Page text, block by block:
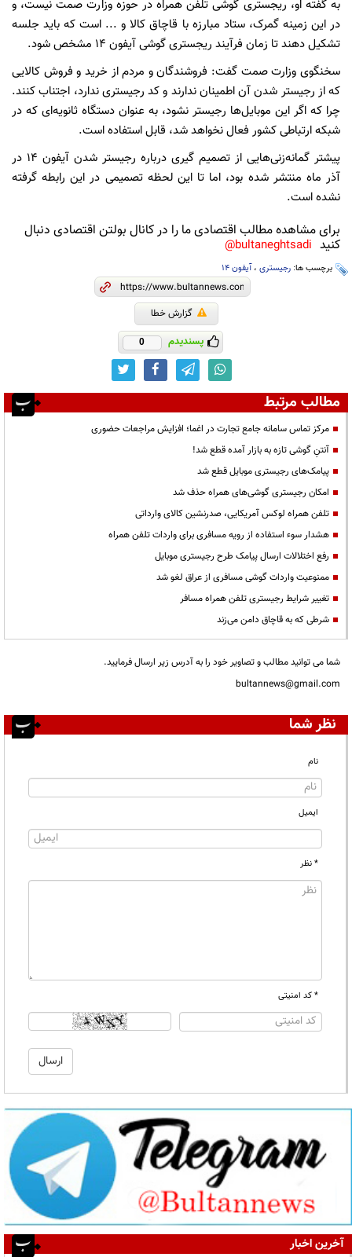
به گفته او، ریجستری گوشی تلفن همراه در حوزه وزارت صمت نیست، و
در این زمینه گمرک، ستاد مبارزه با قاچاق کالا و ... است که باید جلسه
تشکیل دهند تا زمان فرآیند ریجستری گوشی آیفون ۱۴ مشخص شود.
سخنگوی وزارت صمت گفت: فروشندگان و مردم از خرید و فروش کالایی
که از رجیستر شدن آن اطمینان ندارند و کد رجیستری ندارد، اجتناب کنند.
چرا که اگر این موبایل‌ها رجیستر نشود، به عنوان دستگاه ثانویه‌ای که در
شبکه ارتباطی کشور فعال نخواهد شد، قابل استفاده است.
پیشتر گمانه‌زنی‌هایی از تصمیم گیری درباره رجیستر شدن آیفون ۱۴ در
آذر ماه منتشر شده بود، اما تا این لحظه تصمیمی در این رابطه گرفته
نشده است.
برای مشاهده مطالب اقتصادی ما را در کانال بولتن اقتصادی دنبال
کنید bultaneghtsadi@
برچسب ها: رجیستری ،آیفون 14
گزارش خطا
پسندیدم 0
مطالب مرتبط
مرکز تماس سامانه جامع تجارت در اغما؛ افزایش مراجعات حضوری
آنتنِ گوشی تازه به بازار آمده قطع شد!
پیامک‌های رجیستری موبایل قطع شد
امکان رجیستری گوشی‌های همراه حذف شد
تلفن همراه لوکس آمریکایی، صدرنشین کالای وارداتی
هشدار سوء استفاده از رویه مسافری برای واردات تلفن همراه
رفع اختلالات ارسال پیامک طرح رجیستری موبایل
ممنوعیت واردات گوشی مسافری از عراق لغو شد
تغییر شرایط رجیستری تلفن همراه مسافر
شرطی که به قاچاق دامن می‌زند
شما می توانید مطالب و تصاویر خود را به آدرس زیر ارسال فرمایید.
bultannews@gmail.com
نظر شما
نام
ایمیل
* نظر
* کد امنیتی
آخرین اخبار